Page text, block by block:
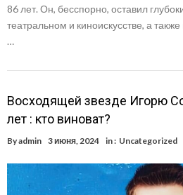
86 лет. Он, бесспорно, оставил
театральном и киноискусстве, а
…
Восходящей звезде Игорю
лет : кто виноват?
Byadmin 3 июня, 2024 in : Uncategorized